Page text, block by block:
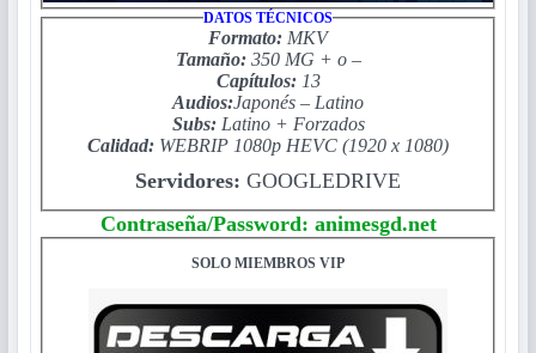
DATOS TÉCNICOS
Formato: MKV
Tamaño:350 MG + o –
Capítulos: 13
Audios:Japonés – Latino
Subs: Latino + Forzados
Calidad: WEBRIP 1080p HEVC (1920 x 1080)
Servidores: GOOGLEDRIVE
Contraseña/Password: animesgd.net
SOLO MIEMBROS VIP